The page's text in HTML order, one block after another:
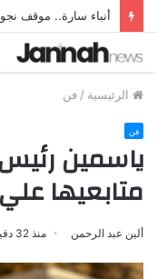
الرئيسية / فن
فن
ياسمين رئيس
متابعيها
ألين عبد الرحمن منذ 32 دقيقة